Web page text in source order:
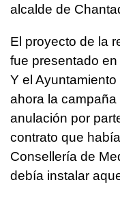
alcalde de
El proyecto de la
fue presentado
Y el
ahora la
anulación por
contrato que
Consellería de
debía instalar